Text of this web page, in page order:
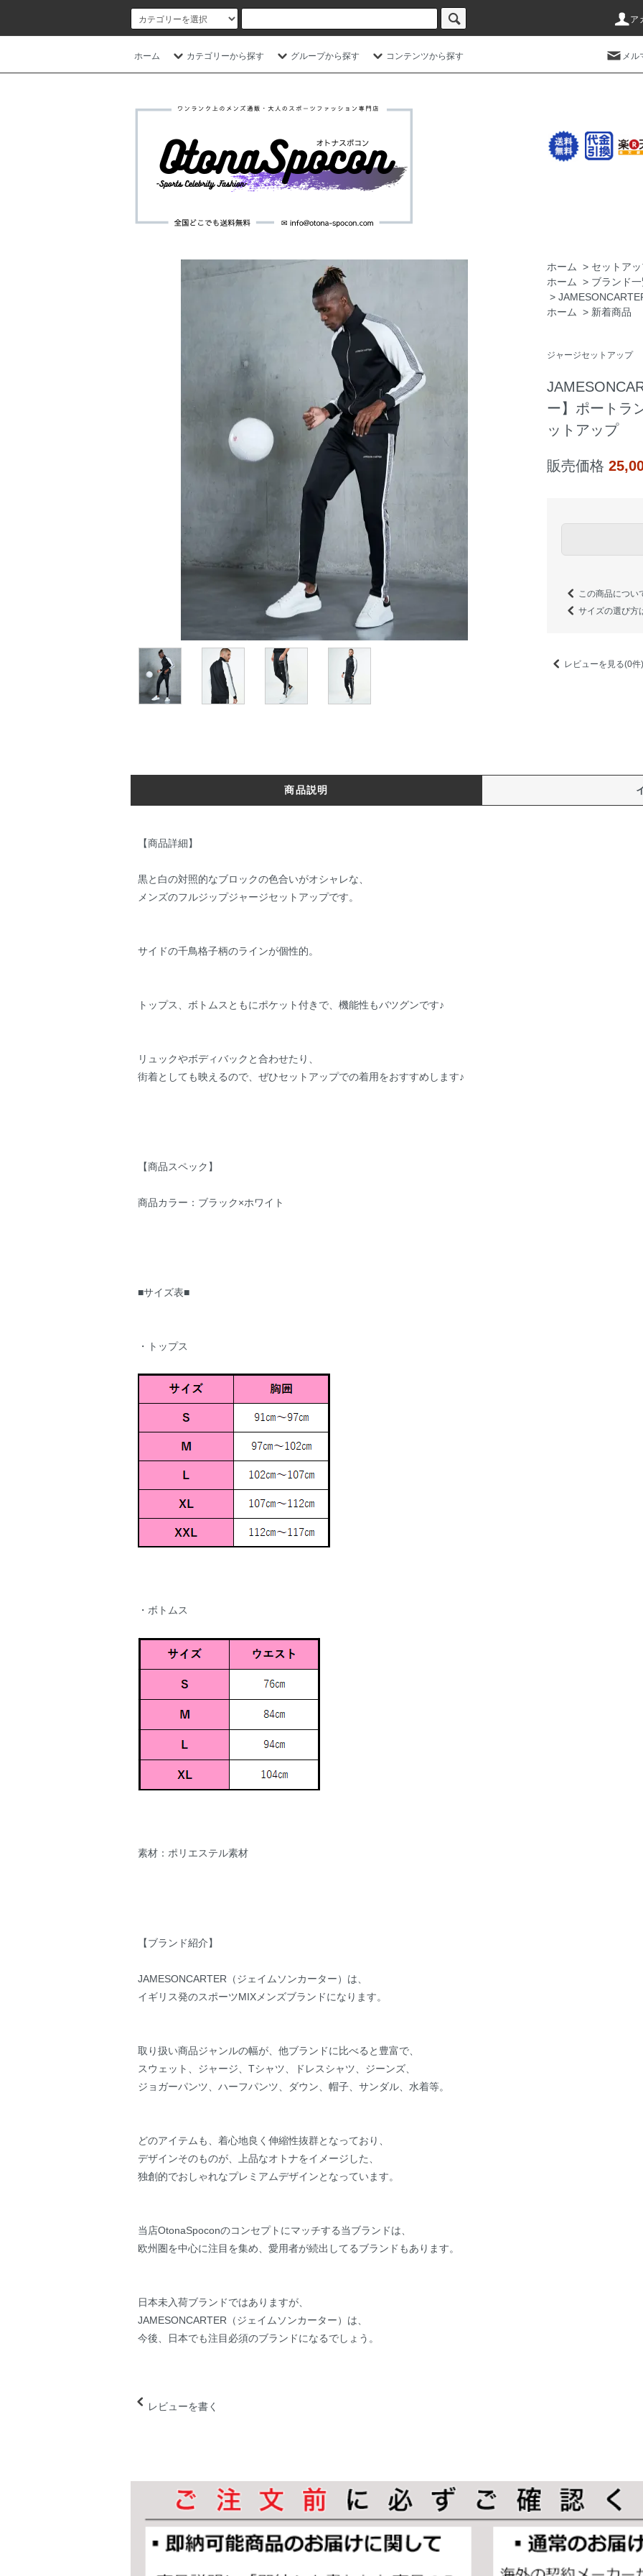
ア
ホーム カテゴリーから探す グループから探す コンテンツから探す メル
ホーム > セットア
ホーム
> ブランド
>
ホーム
> 新着商品
ジャージセットアップ
ー】ポートラ
ットアップ
販売価格
この商品につい
サイズの選び方
レビューを見る(0件)
商品説明
【商品詳細】
黒と白の対照的なブロックの色合いがオシャレな、
メンズのフルジップジャージセットアップです。
サイドの千鳥格子柄のラインが個性的。
トップス、ボトムスともにポケット付きで、機能性もバツグンです♪
リュックやボディバックと合わせたり、
街着としても映えるので、ぜひセットアップでの着用をおすすめします♪
【商品スペック】
商品カラー：ブラック×ホワイト
■サイズ表■
・トップス
・ボトムス
素材：ポリエステル素材
【ブランド紹介】
JAMESONCARTER（ジェイムソンカーター）は、
イギリス発のスポーツMIXメンズブランドになります。
取り扱い商品ジャンルの幅が、他ブランドに比べると豊富で、
スウェット、ジャージ、Tシャツ、ドレスシャツ、ジーンズ、
ジョガーパンツ、ハーフパンツ、ダウン、帽子、サンダル、水着等。
どのアイテムも、着心地良く伸縮性抜群となっており、
デザインそのものが、上品なオトナをイメージした、
独創的でおしゃれなプレミアムデザインとなっています。
当店OtonaSpoconのコンセプトにマッチする当ブランドは、
欧州圏を中心に注目を集め、愛用者が続出してるブランドもあります。
日本未入荷ブランドではありますが、
JAMESONCARTER（ジェイムソンカーター）は、
今後、日本でも注目必須のブランドになるでしょう。
レビューを書く